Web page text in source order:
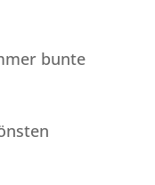
bunte